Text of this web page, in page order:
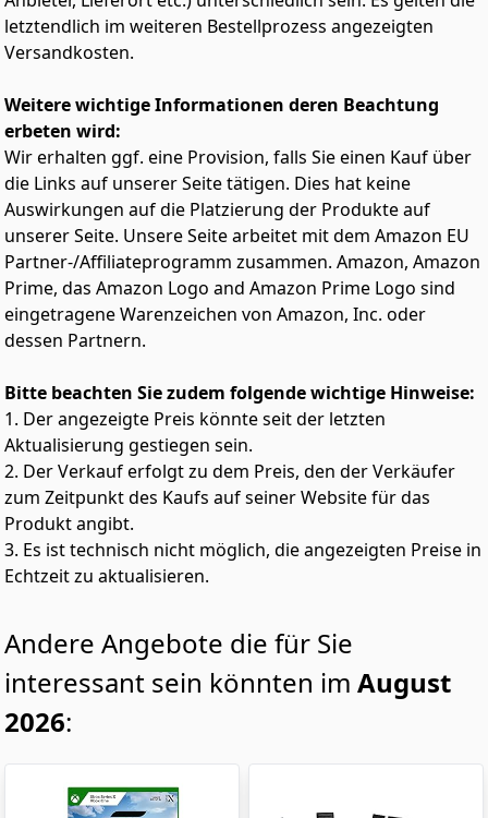
verhindert ungewolltes Wegrollen dank der
verriegelbaren Parkbremse.​
letztendlich im weiteren Bestellprozess angezeigten
Versandkosten.
Weitere wichtige Informationen deren Beachtung
erbeten wird:
Wir erhalten ggf. eine Provision, falls Sie einen Kauf über
die Links auf unserer Seite tätigen. Dies hat keine
Auswirkungen auf die Platzierung der Produkte auf
unserer Seite. Unsere Seite arbeitet mit dem Amazon EU
Partner-/Affiliateprogramm zusammen. Amazon, Amazon
Prime, das Amazon Logo and Amazon Prime Logo sind
eingetragene Warenzeichen von Amazon, Inc. oder
dessen Partnern.
Bitte beachten Sie zudem folgende wichtige Hinweise:
1. Der angezeigte Preis könnte seit der letzten
Aktualisierung gestiegen sein.
2. Der Verkauf erfolgt zu dem Preis, den der Verkäufer
zum Zeitpunkt des Kaufs auf seiner Website für das
Produkt angibt.
3. Es ist technisch nicht möglich, die angezeigten Preise in
Echtzeit zu aktualisieren.
Andere Angebote die für Sie
interessant sein könnten im August
2026: